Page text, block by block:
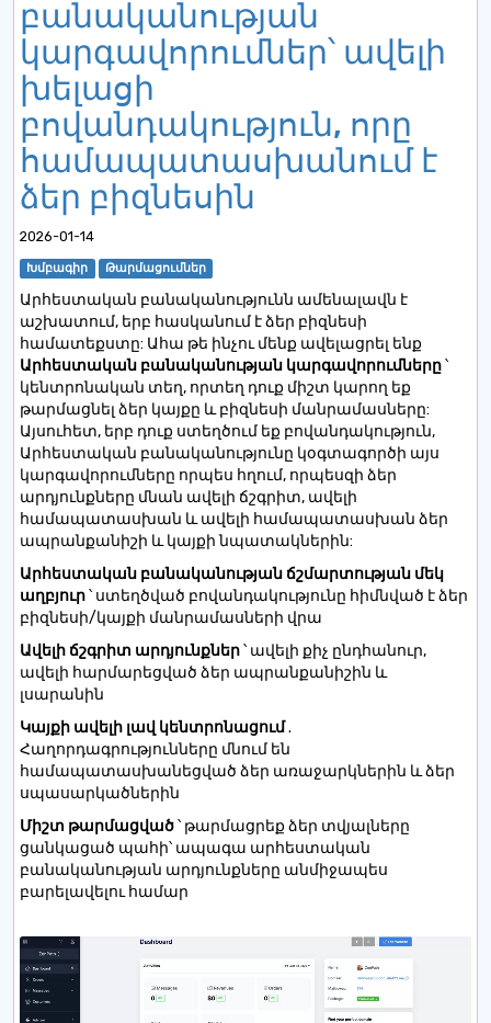
բանականության
կարգավորումներ՝ ավելի
խելացի
բովանդակություն, որը
համապատասխանում է
ձեր բիզնեսին
2026-01-14
Խմբագիր Թարմացումներ
Արհեստական ​​բանականությունն ամենալավն է
աշխատում, երբ հասկանում է ձեր բիզնեսի
համատեքստը: Ահա թե ինչու մենք ավելացրել ենք
Արհեստական ​​բանականության կարգավորումները՝
կենտրոնական տեղ, որտեղ դուք միշտ կարող եք
թարմացնել ձեր կայքը և բիզնեսի մանրամասները:
Այսուհետ, երբ դուք ստեղծում եք բովանդակություն,
Արհեստական ​​բանականությունը կօգտագործի այս
կարգավորումները որպես հղում, որպեսզի ձեր
արդյունքները մնան ավելի ճշգրիտ, ավելի
համապատասխան և ավելի համապատասխան ձեր
ապրանքանիշի և կայքի նպատակներին:
Արհեստական ​​բանականության ճշմարտության մեկ
աղբյուր՝ ստեղծված բովանդակությունը հիմնված է ձեր
բիզնեսի/կայքի մանրամասների վրա
Ավելի ճշգրիտ արդյունքներ՝ ավելի քիչ ընդհանուր,
ավելի հարմարեցված ձեր ապրանքանիշին և
լսարանին
Կայքի ավելի լավ կենտրոնացում.
Հաղորդագրությունները մնում են
համապատասխանեցված ձեր առաջարկներին և ձեր
սպասարկածներին
Միշտ թարմացված՝ թարմացրեք ձեր տվյալները
ցանկացած պահի՝ ապագա արհեստական ​​
բանականության արդյունքները անմիջապես
բարելավելու համար